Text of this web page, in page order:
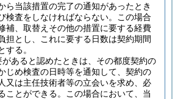
ら当該措置の完了の通知があったとき
検査をしなければならない。
この場合
補、取替えその他の措置に要する経費
担とし、これに要する日数は契約期間
する。
あると認めたときは、その都度契約の
じめ検査の日時等を通知して、契約の
又は主任技術者等の立会いを求め、必
ことができる。
この場合において、当